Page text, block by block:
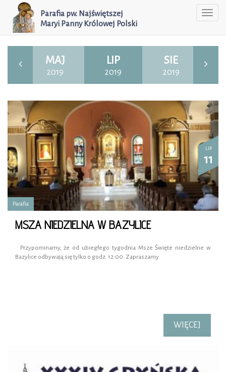
Parafia pw. Najświętszej
Maryi Panny Królowej Polski
MAJ
2019
LIP
2019
SIE
2019
LIP
11
Parafia
MSZA NIEDZIELNA W BAZYLICE
Przypominamy, że od ubiegłego tygodnia Msze Święte niedzielne w
Bazylice odbywają się tylko o godz. 12:00. Zapraszamy
WIĘCEJ